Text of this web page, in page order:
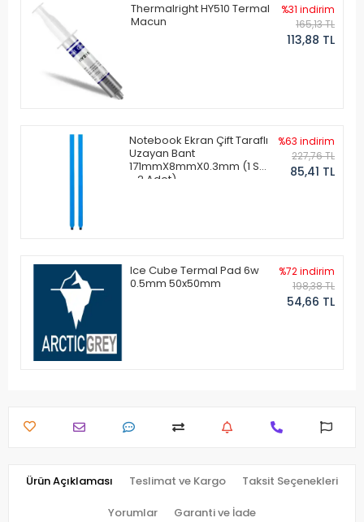
Thermalright HY510 Termal
Macun
%31 indirim
165,13 TL
113,88 TL
Notebook Ekran Çift Taraflı
Uzayan Bant
171mmX8mmX0.3mm (1 Set
- 2 Adet)
%63 indirim
227,76 TL
85,41 TL
Ice Cube Termal Pad 6w
0.5mm 50x50mm
%72 indirim
198,38 TL
54,66 TL
Ürün Açıklaması Teslimat ve Kargo Taksit Seçenekleri
Yorumlar Garanti ve İade